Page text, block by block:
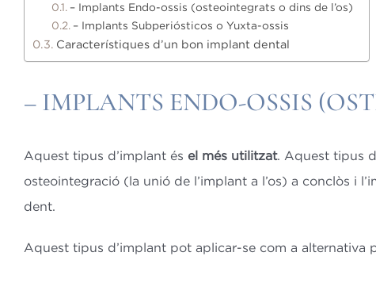
– Implants Endo-ossis (osteointegrats o dins de l’os)
– Implants Subperiósticos o Yuxta-ossis
Característiques d’un bon implant dental
– IMPLANTS ENDO-OSSIS
Aquest tipus d’implant és el més utilitzat. Aquest tipus
osteointegració (la unió de l’implant a l’os) a conclòs i
dent.
Aquest tipus d’implant pot aplicar-se com a alternativa